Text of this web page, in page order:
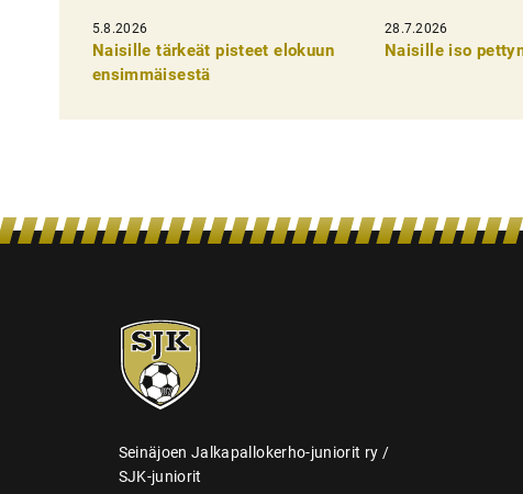
k
e
s
5.8.2026
Naisille tärkeät pisteet elokuun
ensimmäisestä
28.7.2026
Naisille iso
SJK-
juniorit
Seinäjoen Jalkapallokerho-juniorit ry /
SJK-juniorit